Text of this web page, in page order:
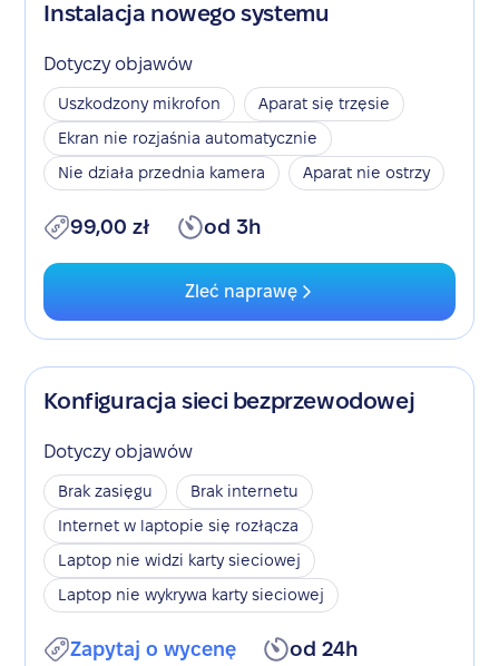
Instalacja nowego systemu
Dotyczy objawów
Uszkodzony mikrofon
Aparat się trzęsie
Ekran nie rozjaśnia automatycznie
Nie działa przednia kamera
Aparat nie ostrzy
99,00 zł od 3h
Zleć naprawę
Konfiguracja sieci bezprzewodowej
Dotyczy objawów
Brak zasięgu
Brak internetu
Internet w laptopie się rozłącza
Laptop nie widzi karty sieciowej
Laptop nie wykrywa karty sieciowej
Zapytaj o wycenę od 24h